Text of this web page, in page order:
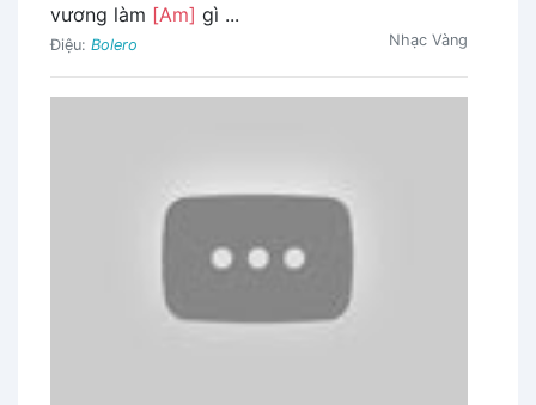
vương làm [Am] gì ...
Điệu: Bolero Nhạc Vàng